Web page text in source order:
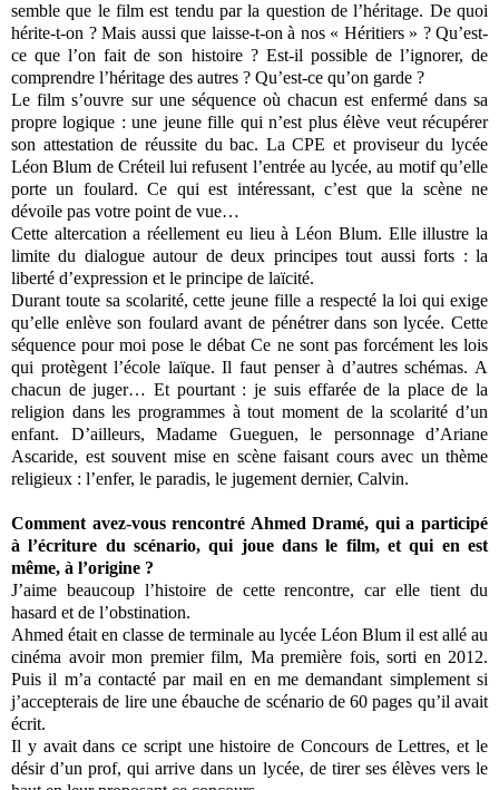
semble que le film est tendu par la question de l’héritage. De quoi
hérite-t-on ? Mais aussi que laisse-t-on à nos « Héritiers » ? Qu’est‐
ce que l’on fait de son histoire ? Est‐il possible de l’ignorer, de
comprendre l’héritage des autres ? Qu’est‐ce qu’on garde ?
Le film s’ouvre sur une séquence où chacun est enfermé dans sa
propre logique : une jeune fille qui n’est plus élève veut récupérer
son attestation de réussite du bac. La CPE et proviseur du lycée
Léon Blum de Créteil lui refusent l’entrée au lycée, au motif qu’elle
porte un foulard. Ce qui est intéressant, c’est que la scène ne
dévoile pas votre point de vue…
Cette altercation a réellement eu lieu à Léon Blum. Elle illustre la
limite du dialogue autour de deux principes tout aussi forts : la
liberté d’expression et le principe de laïcité.
Durant toute sa scolarité, cette jeune fille a respecté la loi qui exige
qu’elle enlève son foulard avant de pénétrer dans son lycée. Cette
séquence pour moi pose le débat Ce ne sont pas forcément les lois
qui protègent l’école laïque. Il faut penser à d’autres schémas. A
chacun de juger… Et pourtant : je suis effarée de la place de la
religion dans les programmes à tout moment de la scolarité d’un
enfant. D’ailleurs, Madame Gueguen, le personnage d’Ariane
Ascaride, est souvent mise en scène faisant cours avec un thème
religieux : l’enfer, le paradis, le jugement dernier, Calvin.
Comment avez‐vous rencontré Ahmed Dramé, qui a participé
à l’écriture du scénario, qui joue dans le film, et qui en est
même, à l’origine ?
J’aime beaucoup l’histoire de cette rencontre, car elle tient du
hasard et de l’obstination.
Ahmed était en classe de terminale au lycée Léon Blum il est allé au
cinéma avoir mon premier film, Ma première fois, sorti en 2012.
Puis il m’a contacté par mail en en me demandant simplement si
j’accepterais de lire une ébauche de scénario de 60 pages qu’il avait
écrit.
Il y avait dans ce script une histoire de Concours de Lettres, et le
désir d’un prof, qui arrive dans un lycée, de tirer ses élèves vers le